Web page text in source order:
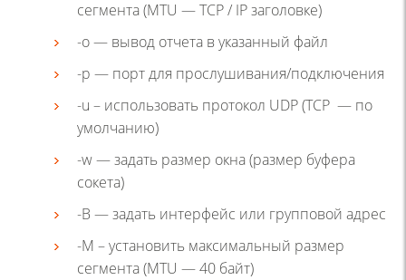
сегмента (MTU — TCP / IP заголовке)
-o — вывод отчета в указанный файл
-p — порт для прослушивания/подключения
-u – использовать протокол UDP (TCP — по
умолчанию)
-w — задать размер окна (размер буфера
сокета)
-B — задать интерфейс или групповой адрес
-M – установить максимальный размер
сегмента (MTU — 40 байт)